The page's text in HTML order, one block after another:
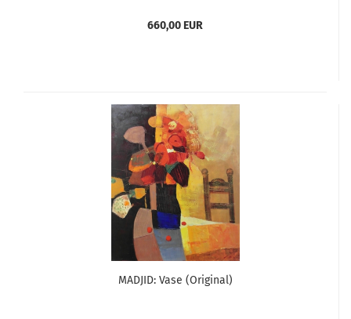
660,00 EUR
MADJID: Vase (Original)